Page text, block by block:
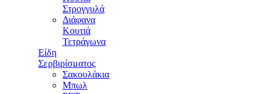
Στρογγυλά
Διάφανα
Κουτιά
Τετράγωνα
Είδη
Σερβιρίσματος
Σακουλάκια
Μπωλ